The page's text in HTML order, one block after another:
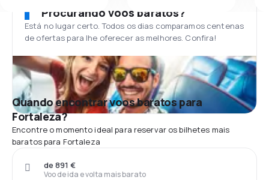
Procurando voos baratos?
Está no lugar certo. Todos os dias comparamos centenas
de ofertas para lhe oferecer as melhores. Confira!
Quando encontrar voos baratos para
Fortaleza?
Encontre o momento ideal para reservar os bilhetes mais
baratos para Fortaleza
Voo de ida e volta mais barato
de 891 €